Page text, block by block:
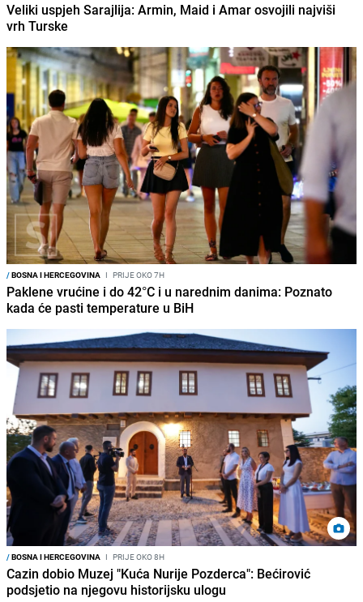
Veliki uspjeh Sarajlija: Armin, Maid i Amar osvojili najviši
vrh Turske
/BOSNA I HERCEGOVINA I PRIJE OKO 7H
Paklene vrućine i do 42°C i u narednim danima: Poznato
kada će pasti temperature u BiH
/BOSNA I HERCEGOVINA I PRIJE OKO 8H
Cazin dobio Muzej "Kuća Nurije Pozderca": Bećirović
podsjetio na njegovu historijsku ulogu